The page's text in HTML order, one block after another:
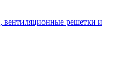
вентиляционные решетки и